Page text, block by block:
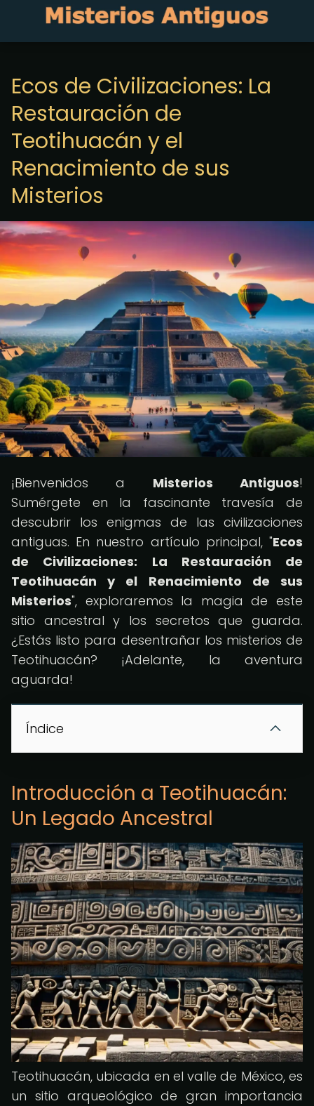
Ecos de Civilizaciones: La
Restauración de
Teotihuacán y el
Renacimiento de sus
Misterios
¡Bienvenidos a Misterios Antiguos!
Sumérgete en la fascinante travesía de
descubrir los enigmas de las civilizaciones
antiguas. En nuestro artículo principal, "Ecos
de Civilizaciones: La Restauración de
Teotihuacán y el Renacimiento de sus
Misterios", exploraremos la magia de este
sitio ancestral y los secretos que guarda.
¿Estás listo para desentrañar los misterios de
Teotihuacán? ¡Adelante, la aventura
aguarda!
Índice
Introducción a Teotihuacán:
Un Legado Ancestral
Teotihuacán, ubicada en el valle de México, es
un sitio arqueológico de gran importancia